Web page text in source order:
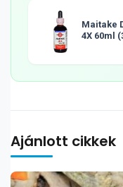
Maitake
4X 60ml
Ajánlott cikkek